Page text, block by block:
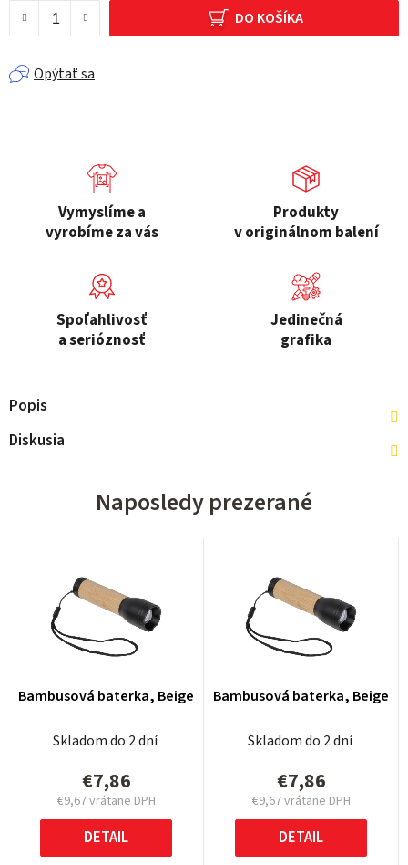
DO KOŠÍKA
Opýtať sa
Vymyslíme a
vyrobíme za vás
Produkty
v originálnom balení
Spoľahlivosť
a serióznosť
Jedinečná
grafika
Popis
Diskusia
Naposledy prezerané
Bambusová baterka, Beige
Skladom do 2 dní
€7,86
€9,67 vrátane DPH
Jednotková
cena:
DETAIL
Bambusová baterka, Beige
Skladom do 2 dní
€7,86
€9,67 vrátane DPH
Jednotková
cena:
DETAIL